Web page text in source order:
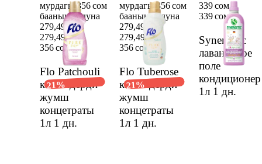
Flo Patchouli
кийимдерди
жумш
концетраты
1л 1 дн.
мурдагы 356 сом
баанын ордуна
279,49 сом
279,49 сом
356 сом
21%
Flo Tuberose
кийимдерди
жумш
концетраты
1л 1 дн.
мурдагы 356 сом
баанын ордуна
279,49 сом
279,49 сом
356 сом
21%
Synergetic
лавандовое
поле
кондиционер
1л 1 дн.
339 сом
339 сом